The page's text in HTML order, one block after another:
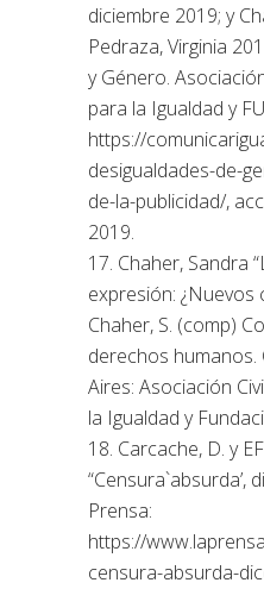
diciembre 2019; y
Pedraza, Virginia
y Género.
para la Igualdad y
https://
desigualdades-de-
de-la-publicidad/,
2019.
17. Chaher, Sandra
expresión: ¿Nuevos
Chaher, S. (comp)
derechos humanos.
Aires: Asociación
la Igualdad y
18. Carcache, D. y
“Censura`absurda’,
Prensa:
https://
censura-absurda-